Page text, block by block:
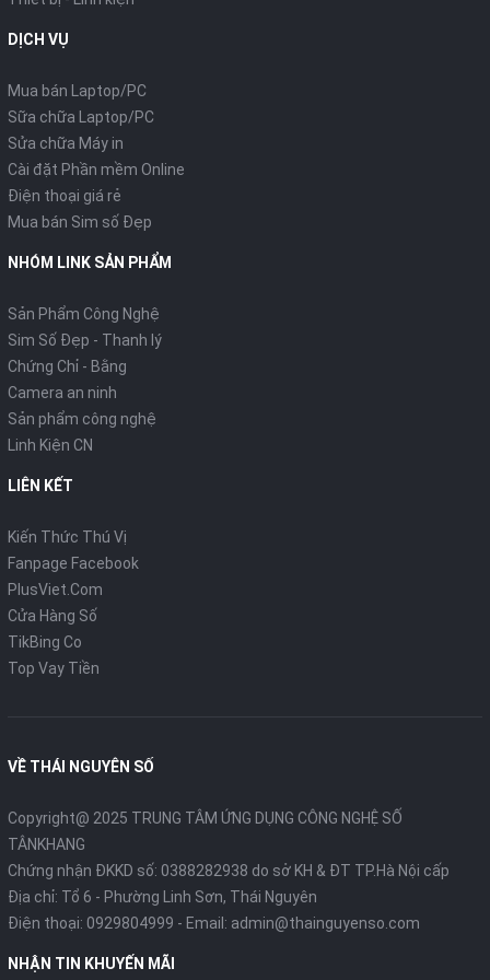
DỊCH VỤ
Mua bán Laptop/PC
Sữa chữa Laptop/PC
Sửa chữa Máy in
Cài đặt Phần mềm Online
Điện thoại giá rẻ
Mua bán Sim số Đẹp
NHÓM LINK SẢN PHẨM
Sản Phẩm Công Nghệ
Sim Số Đẹp - Thanh lý
Chứng Chỉ - Bằng
Camera an ninh
Sản phẩm công nghệ
Linh Kiện CN
LIÊN KẾT
Kiến Thức Thú Vị
Fanpage Facebook
PlusViet.Com
Cửa Hàng Số
TikBing Co
Top Vay Tiền
VỀ THÁI NGUYÊN SỐ
Copyright@ 2025 TRUNG TÂM ỨNG DỤNG CÔNG NGHỆ SỐ
TÂNKHANG
Chứng nhận ĐKKD số: 0388282938 do sở KH & ĐT TP.Hà Nội cấp
Địa chỉ: Tổ 6 - Phường Linh Sơn, Thái Nguyên
Điện thoại: 0929804999 - Email: admin@thainguyenso.com
NHẬN TIN KHUYẾN MÃI